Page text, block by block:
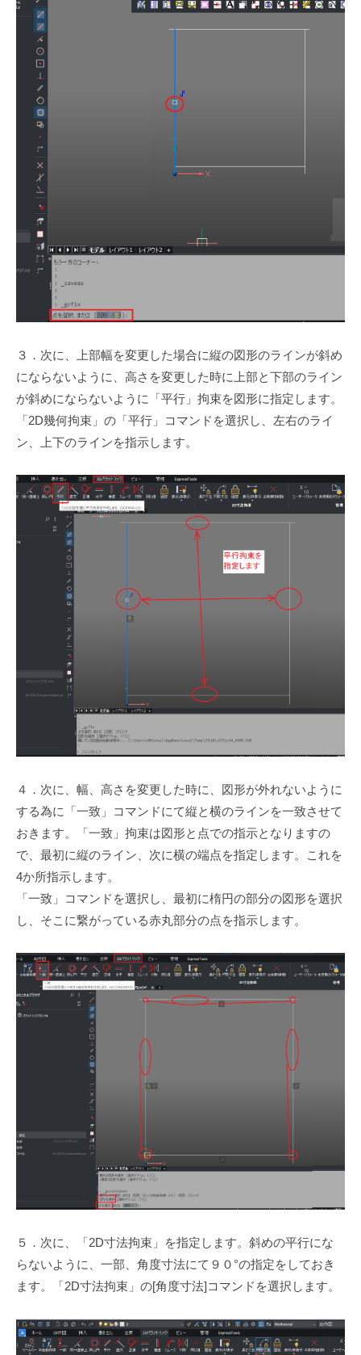
３．次に、上部幅を変更した場合に縦の図形のラインが斜め
にならないように、高さを変更した時に上部と下部のライン
が斜めにならないように「平行」拘束を図形に指定します。
「2D幾何拘束」の「平行」コマンドを選択し、左右のライ
ン、上下のラインを指示します。
４．次に、幅、高さを変更した時に、図形が外れないように
する為に「一致」コマンドにて縦と横のラインを一致させて
おきます。「一致」拘束は図形と点での指示となりますの
で、最初に縦のライン、次に横の端点を指定します。これを
4か所指示します。
「一致」コマンドを選択し、最初に楕円の部分の図形を選択
し、そこに繋がっている赤丸部分の点を指示します。
５．次に、「2D寸法拘束」を指定します。斜めの平行にな
らないように、一部、角度寸法にて９０°の指定をしておき
ます。「2D寸法拘束」の[角度寸法]コマンドを選択します。